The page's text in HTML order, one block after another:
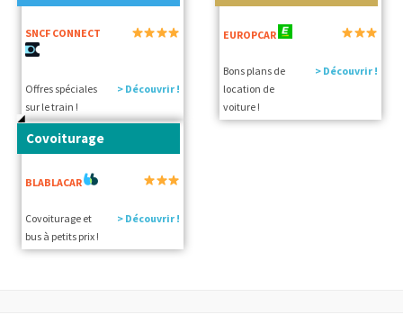
SNCF CONNECT
Offres spéciales
sur le train !
> Découvrir !
EUROPCAR
Bons plans de
location de
voiture !
> Découvrir !
Covoiturage
BLABLACAR
Covoiturage et
bus à petits prix !
> Découvrir !